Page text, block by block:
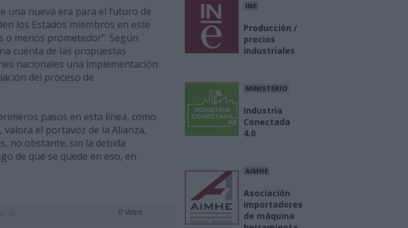
una nueva era para el futuro de
los Estados miembros en este
menos prometedor”. Según
cuenta de las propuestas
nacionales una implementación
del proceso de
pasos en esta línea, como
el portavoz de la Alianza,
no obstante, sin la debida
de que se quede en eso, en
0 Votos
INE
Producción /
precios
industriales
MINISTERIO
Industria
Conectada
4.0
AIMHE
Asociación
importadores
de máquina